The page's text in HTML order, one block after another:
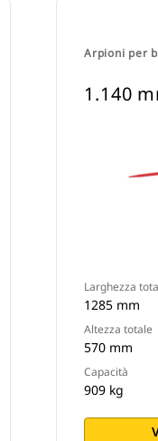
Arpioni per
1.140
Larghezza
1285 mm
Altezza totale
570 mm
Capacità
909 kg